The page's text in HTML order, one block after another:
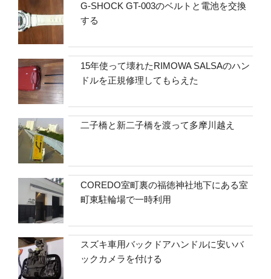
G-SHOCK GT-003のベルトと電池を交換
する
15年使って壊れたRIMOWA SALSAのハン
ドルを正規修理してもらえた
二子橋と新二子橋を渡って多摩川越え
COREDO室町裏の福徳神社地下にある室
町東駐輪場で一時利用
スズキ車用バックドアハンドルに安いバ
ックカメラを付ける